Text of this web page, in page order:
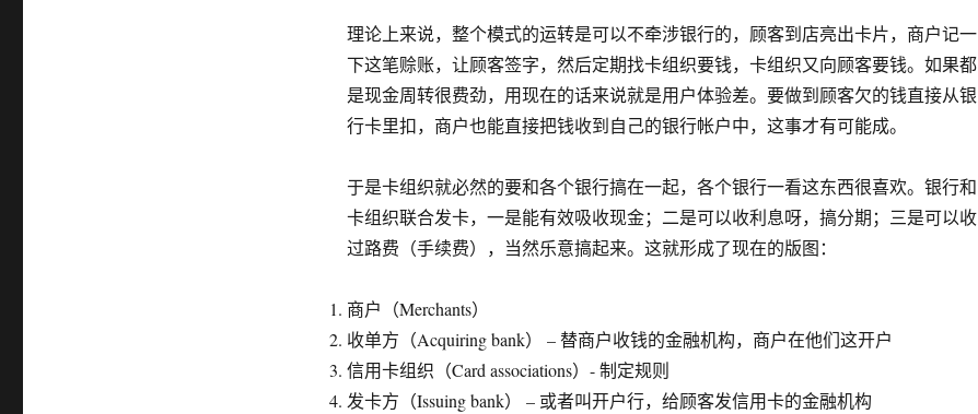
理论上来说，整个模式的运转是可以不牵涉银行的，顾客到店亮出卡片，商户记一
下这笔赊账，让顾客签字，然后定期找卡组织要钱，卡组织又向顾客要钱。如果都
是现金周转很费劲，用现在的话来说就是用户体验差。要做到顾客欠的钱直接从银
行卡里扣，商户也能直接把钱收到自己的银行帐户中，这事才有可能成。
于是卡组织就必然的要和各个银行搞在一起，各个银行一看这东西很喜欢。银行和
卡组织联合发卡，一是能有效吸收现金；二是可以收利息呀，搞分期；三是可以收
过路费（手续费），当然乐意搞起来。这就形成了现在的版图：
商户（Merchants）
收单方（Acquiring bank） – 替商户收钱的金融机构，商户在他们这开户
信用卡组织（Card associations）- 制定规则
发卡方（Issuing bank） – 或者叫开户行，给顾客发信用卡的金融机构